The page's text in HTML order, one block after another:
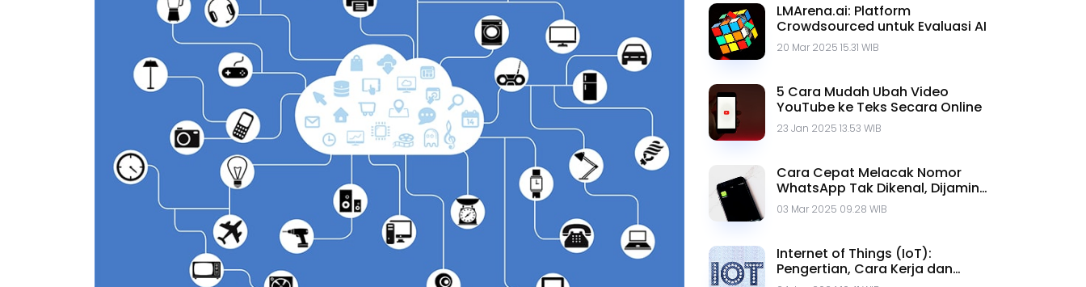
LMArena.ai: Platform
Crowdsourced untuk Evaluasi AI
20 Mar 2025 15.31 WIB
5 Cara Mudah Ubah Video
YouTube ke Teks Secara Online
23 Jan 2025 13.53 WIB
Cara Cepat Melacak Nomor
WhatsApp Tak Dikenal, Dijamin
Ampuh!
03 Mar 2025 09.28 WIB
Internet of Things (IoT):
Pengertian, Cara Kerja dan